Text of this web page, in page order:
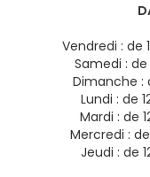
Vendredi : de
Samedi : de
Dimanche :
Lundi : de
Mardi : de
Mercredi :
Jeudi : de